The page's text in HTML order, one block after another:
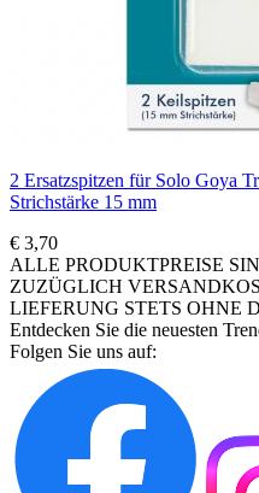
2 Ersatzspitzen für Solo Goya
Strichstärke 15 mm
€ 3,70
ALLE PRODUKTPREISE
ZUZÜGLICH
LIEFERUNG STETS OHNE
Entdecken Sie die neuesten
Folgen Sie uns auf: